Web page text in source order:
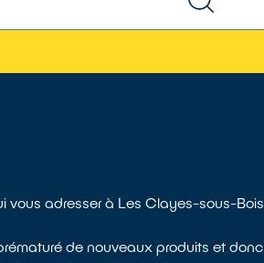
vous adresser à Les Clayes-sous-
de nouveaux produits et